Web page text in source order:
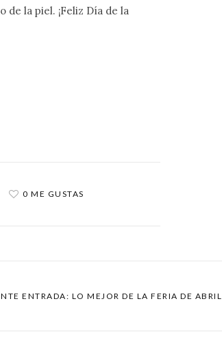
de la piel. ¡Feliz Día de la
0 ME GUSTAS
ENTRADA: LO MEJOR DE LA FERIA DE ABRIL